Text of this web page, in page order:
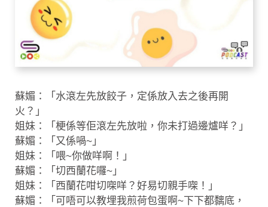
蘇媚：「水滾左先放餃子，定係放入去之後再開
火？」
姐妹：「梗係等佢滾左先放啦，你未打過邊爐咩？」
蘇媚：「又係喎~」
姐妹：「喂~你做咩啊！」
蘇媚：「切西蘭花囉~」
姐妹：「西蘭花咁切㗎咩？好易切親手㗎！」
蘇媚：「可唔可以教埋我煎荷包蛋啊~下下都黐底，